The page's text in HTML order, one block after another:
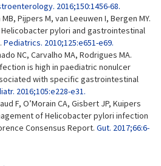
2016;150:1456-68.
Pijpers M, van Leeuwen I, Bergen MY.
pylori and gastrointestinal
Pediatrics. 2010;125:e651-e69.
NC, Carvalho MA, Rodrigues MA.
is high in paediatric nonulcer
with specific gastrointestinal
2016;105:e228-e31.
F, O’Morain CA, Gisbert JP, Kuipers
of Helicobacter pylori infection
Consensus Report. Gut. 2017;66:6-